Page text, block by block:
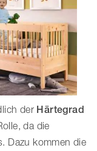
der Härtegrad
da die
Dazu kommen die